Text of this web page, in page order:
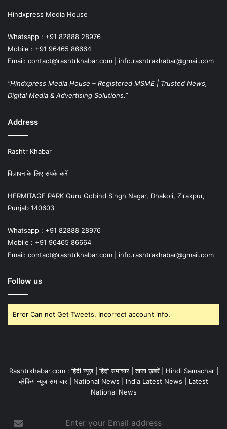
Hindxpress Media House
Whatsapp : +91 82888 28976
Mobile : +91 96465 86664
Email: contact@rashtrkhabar.com | info.rashtrakhabar@gmail.com
“Hindxpress Media House – Registered MSME | Trusted News,
Digital Media & Advertising Solutions.”
Address
Rashtr Khabar
विज्ञापन के लिए संपर्क करें
HERMITAGE PARK Guru Gobind Singh Nagar, Dhakoli, Zirakpur,
Punjab 140603
Whatsapp : +91 82888 28976
Mobile : +91 96465 86664
Email: contact@rashtrkhabar.com | info.rashtrakhabar@gmail.com
Follow us
Error Can not Get Tweets, Incorrect account info.
Rashtrkhabar.com : हिंदी न्यूज़ | हिंदी समाचार | ताजा ख़बरें | Hindi Samachar |
ब्रेकिंग न्यूज़ समाचार | National News | India Latest News | Latest
National News
Enter